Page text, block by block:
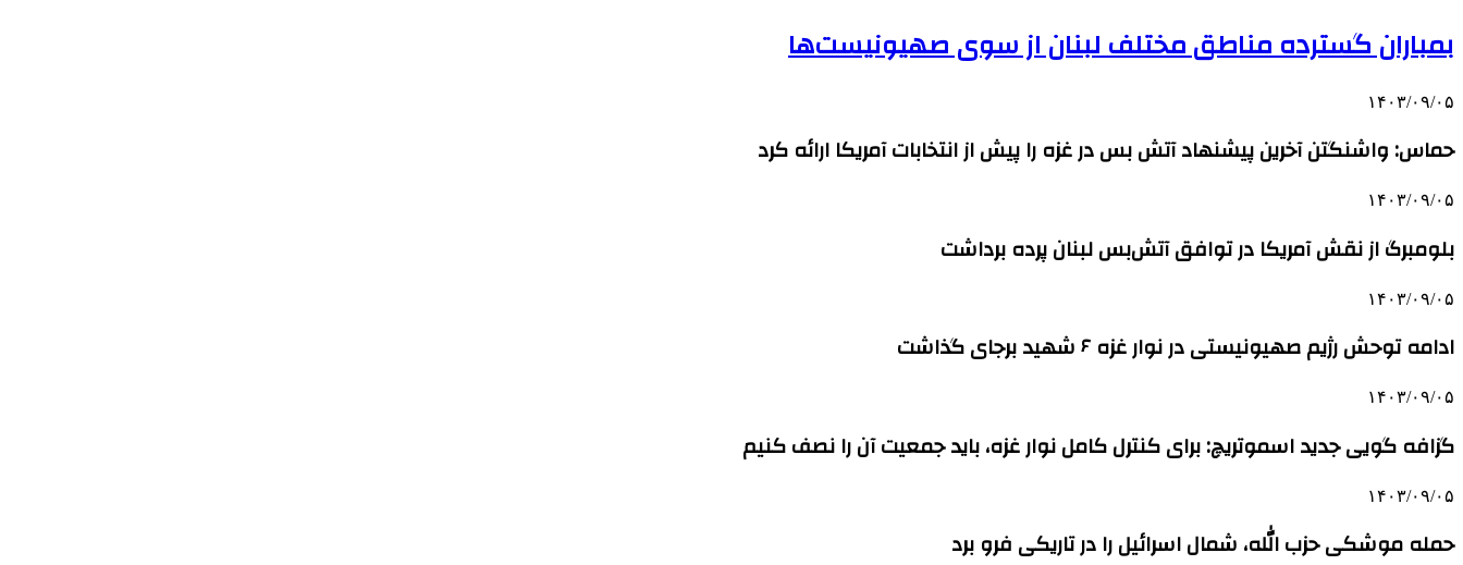
بمباران گسترده مناطق مختلف لبنان از سوی صهیونیست‌ها
۱۴۰۳/۰۹/۰۵
حماس: واشنگتن آخرین پیشنهاد آتش بس در غزه را پیش از انتخابات آمریکا ارائه کرد
۱۴۰۳/۰۹/۰۵
بلومبرگ از نقش آمریکا در توافق آتش‌بس لبنان پرده برداشت
۱۴۰۳/۰۹/۰۵
ادامه توحش رژیم صهیونیستی در نوار غزه ۶ شهید برجای گذاشت
۱۴۰۳/۰۹/۰۵
گزافه گویی جدید اسموتریچ: برای کنترل کامل نوار غزه، باید جمعیت آن را نصف کنیم
۱۴۰۳/۰۹/۰۵
حمله موشکی حزب الله، شمال اسرائیل را در تاریکی فرو برد